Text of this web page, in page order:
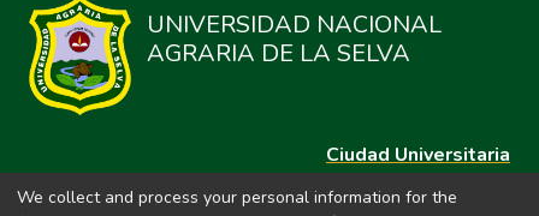
UNIVERSIDAD NACIONAL
AGRARIA DE LA SELVA
Ciudad Universitaria
Carretera Central km. 1.21 Tingo María, Huánuco
Datos del contacto
We collect and process your personal information for the